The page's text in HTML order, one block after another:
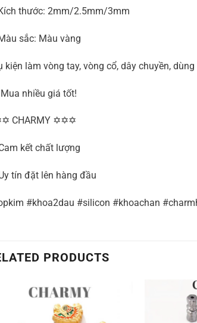
thước: 2mm/2.5mm/3mm
sắc: Màu vàng
kiện làm vòng tay, vòng cổ, dây chuyền,
nhiều giá tốt!
CHARMY ✡✡✡
kết chất lượng
tín đặt lên hàng đầu
#khoa2dau #silicon #khoachan
PRODUCTS